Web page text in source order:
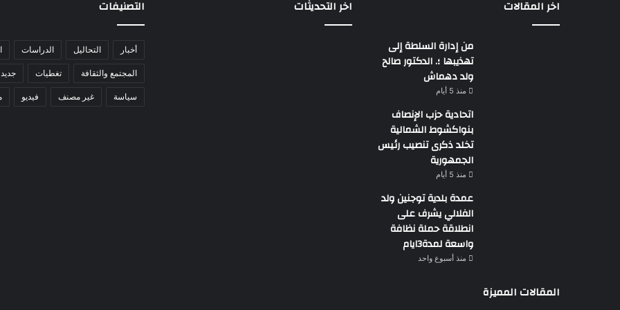
اخر المقالات
من إدارة السلطة إلى
تهذيبها ؛. الدكتور صالح
ولد دهماش
منذ 5 أيام
اتحادية حزب الإنصاف
بنواكشوط الشمالية
تخلد ذكرى تنصيب رئيس
الجمهورية
منذ 5 أيام
عمدة بلدية توجنين ولد
الفلالي يشرف على
انطلاقة حملة نظافة
واسعة لمدة3ايام
منذ أسبوع واحد
المقالات المميزة
اخر التحديثات التصنيفات
أخبار التحاليل الدراسات
المجتمع والثقافة تغطيات جديد
سياسة غير مصنف فيديو